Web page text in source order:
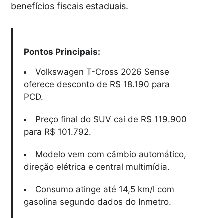
benefícios fiscais estaduais.
Pontos Principais:
Volkswagen T-Cross 2026 Sense
oferece desconto de R$ 18.190 para
PCD.
Preço final do SUV cai de R$ 119.900
para R$ 101.792.
Modelo vem com câmbio automático,
direção elétrica e central multimídia.
Consumo atinge até 14,5 km/l com
gasolina segundo dados do Inmetro.